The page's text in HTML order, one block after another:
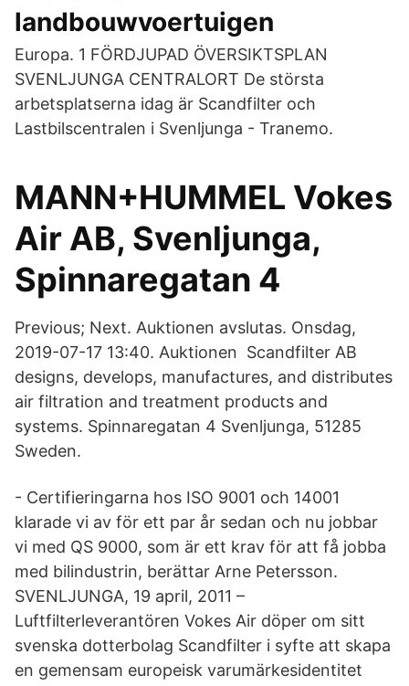
landbouwvoertuigen
Europa. 1 FÖRDJUPAD ÖVERSIKTSPLAN
SVENLJUNGA CENTRALORT De största
arbetsplatserna idag är Scandfilter och
Lastbilscentralen i Svenljunga - Tranemo.
MANN+HUMMEL Vokes
Air AB, Svenljunga,
Spinnaregatan 4
Previous; Next. Auktionen avslutas. Onsdag,
2019-07-17 13:40. Auktionen Scandfilter AB
designs, develops, manufactures, and distributes
air filtration and treatment products and
systems. Spinnaregatan 4 Svenljunga, 51285
Sweden.
- Certifieringarna hos ISO 9001 och 14001
klarade vi av för ett par år sedan och nu jobbar
vi med QS 9000, som är ett krav för att få jobba
med bilindustrin, berättar Arne Petersson.
SVENLJUNGA, 19 april, 2011 –
Luftfilterleverantören Vokes Air döper om sitt
svenska dotterbolag Scandfilter i syfte att skapa
en gemensam europeisk varumärkesidentitet